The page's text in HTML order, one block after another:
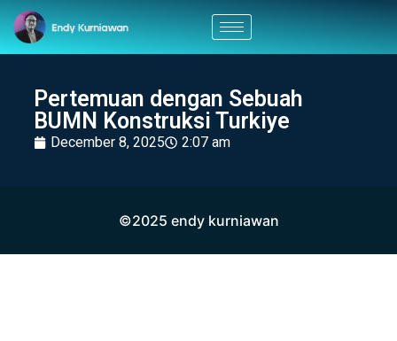
Pertemuan dengan Sebuah
BUMN Konstruksi Turkiye
December 8, 2025 2:07 am
©2025 endy kurniawan